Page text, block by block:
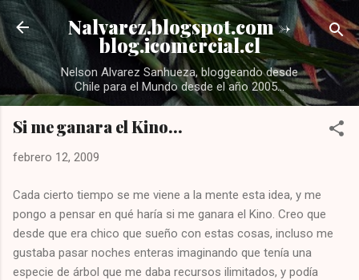
Ir al contenido principal
Nalvarez.blogspot.com ->
blog.icomercial.cl
Nelson Alvarez Sanhueza, bloggeando desde
Chile para el Mundo desde el año 2005...
Si me ganara el Kino...
febrero 12, 2009
Cada cierto tiempo se me viene a la mente esta idea, y me
pongo a pensar en qué haría si me ganara el Kino. Creo que
desde que era chico que sueño con estas cosas, incluso me
gustaba pasar noches enteras imaginando que tenía una
especie de árbol que me daba recursos ilimitados, y podía